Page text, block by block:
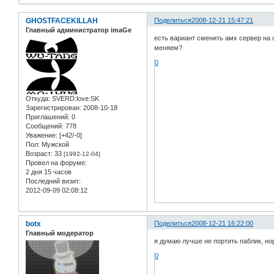
Поделиться2008-12-21 15:47:21
GHOSTFACEKILLAH
Главный администратор imaGe
Откуда: SVERD:love:SK
Зарегистрирован: 2008-10-18
Приглашений: 0
Сообщений: 778
Уважение: [+42/-0]
Пол: Мужской
Возраст: 33 [1992-12-04]
Провел на форуме:
2 дня 15 часов
Последний визит:
2012-09-09 02:08:12
есть вариант сменить амх сервер на
меняем?
0
Поделиться2008-12-21 16:22:00
botx
Главный модератор
я думаю лучше не портить паблик,
0